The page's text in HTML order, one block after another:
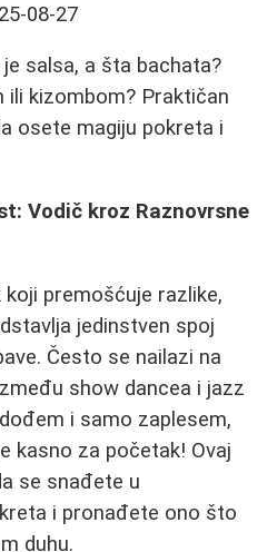
08-27
salsa, a šta bachata?
ili kizombom? Praktičan
osete magiju pokreta i
Vodič kroz Raznovrsne
premošćuje razlike,
jedinstven spoj
Često se nailazi na
show dancea i jazz
i samo zaplesem,
kasno za početak! Ovaj
se snađete u
i pronađete ono što
duhu.